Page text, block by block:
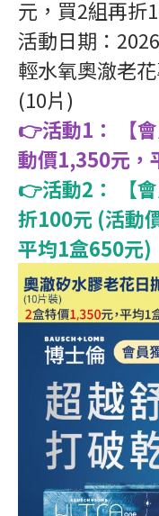
元，買2組再折
活動日期：
輕水氧奧澈老
(10片)
👉活動1： 【
動價1,350元，
👉活動2： 【
折100元 (活動
平均1盒650元)